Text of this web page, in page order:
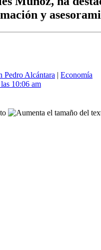
y
Pedro Alcántara | Economía
10:06 am